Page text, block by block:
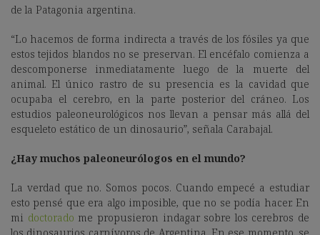
de la Patagonia argentina.
“Lo hacemos de forma indirecta a través de los fósiles ya que
estos tejidos blandos no se preservan. El encéfalo comienza a
descomponerse inmediatamente luego de la muerte del
animal. El único rastro de su presencia es la cavidad que
ocupaba el cerebro, en la parte posterior del cráneo. Los
estudios paleoneurológicos nos llevan a pensar más allá del
esqueleto estático de un dinosaurio”, señala Carabajal.
¿Hay muchos paleoneurólogos en el mundo?
La verdad que no. Somos pocos. Cuando empecé a estudiar
esto pensé que era algo imposible, que no se podía hacer. En
mi doctorado me propusieron indagar sobre los cerebros de